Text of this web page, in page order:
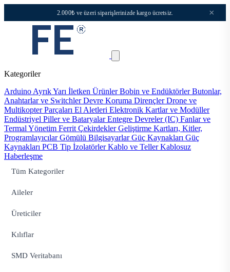
2.000₺ ve üzeri siparişlerinizde kargo ücretsiz. ×
Kategoriler
Arduino Ayrık Yarı İletken ÜrünlerBobin ve EndüktörlerButonlar,
Anahtarlar ve SwitchlerDevre Koruma DirençlerDrone ve
Multikopter Parçaları El Aletleri Elektronik Kartlar ve Modüller
Endüstriyel Piller ve BataryalarEntegre Devreler (IC) Fanlar ve
Termal Yönetim Ferrit ÇekirdeklerGeliştirme Kartları, Kitler,
ProgramlayıcılarGömülü BilgisayarlarGüç Kaynakları Güç
Kaynakları PCB Tip İzolatörlerKablo ve TellerKablosuz
Haberleşme
Tüm Kategoriler
Aileler
Üreticiler
Kılıflar
SMD Veritabanı